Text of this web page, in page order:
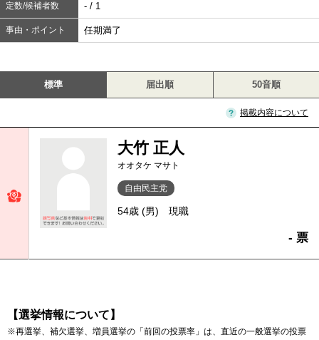
定数/候補者数 - / 1
事由・ポイント 任期満了
標準 届出順 50音順
掲載内容について
大竹 正人
オオタケ マサト
自由民主党
54歳 (男) 現職
- 票
【選挙情報について】
※再選挙、補欠選挙、増員選挙の「前回の投票率」は、直近の一般選挙の投票